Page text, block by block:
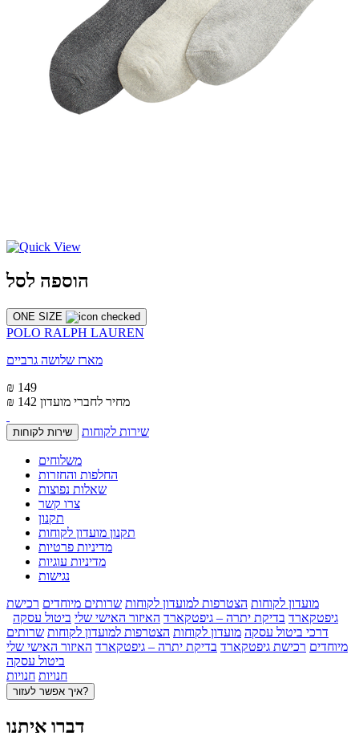
הוספה לסל
ONE SIZE
POLO RALPH LAUREN
מארז שלושה גרביים
₪ 149
₪ 142 מחיר לחברי מועדון
שירות לקוחות שירות לקוחות
משלוחים
החלפות והחזרות
שאלות נפוצות
צרו קשר
תקנון
תקנון מועדון לקוחות
מדיניות פרטיות
מדיניות עוגיות
נגישות
מועדון לקוחות הצטרפות למועדון לקוחות שרותים מיוחדים רכישת
גיפטקארד בדיקת יתרה – גיפטקארד האיזור האישי שלי ביטול עסקה
דרכי ביטול עסקה מועדון לקוחות הצטרפות למועדון לקוחות שרותים
מיוחדים רכישת גיפטקארד בדיקת יתרה – גיפטקארד האיזור האישי שלי
ביטול עסקה
חנויות חנויות
איך אפשר לעזור?
דברו איתנו